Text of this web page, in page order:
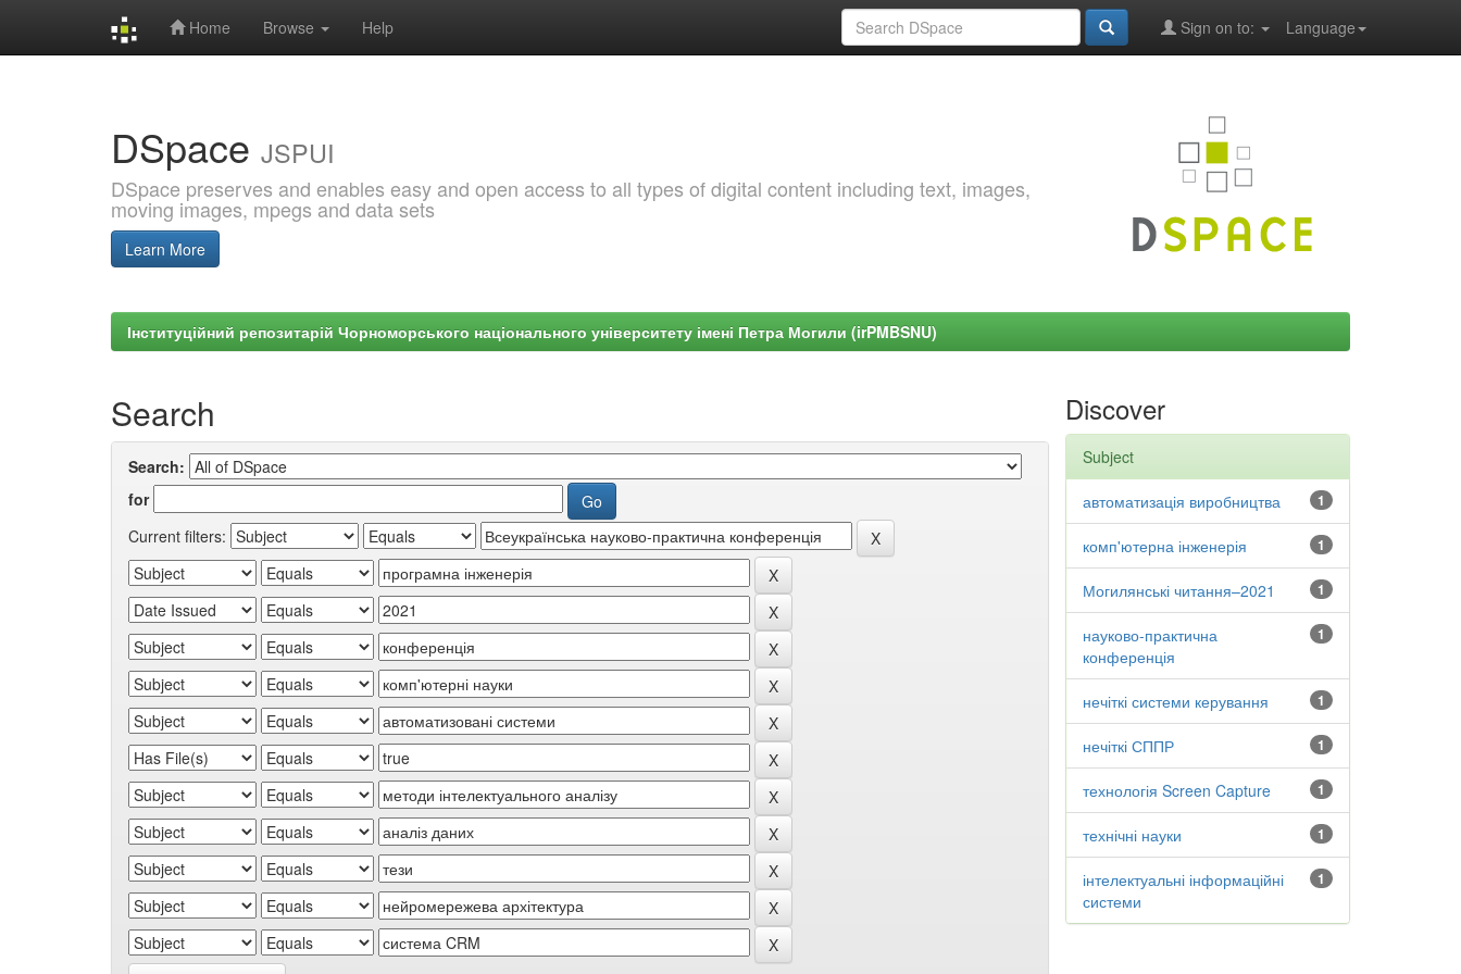
Home Browse Help Language
Sign on to:
DSpace JSPUI
DSpace preserves and enables easy and open access to all types of digital content including text, images,
moving images, mpegs and data sets
Learn More
Інституційний репозитарій Чорноморського національного університету імені Петра Могили (irPMBSNU)
Search
Search:
for
Current filters:
Discover
Subject
1
автоматизація виробництва
1
комп'ютерна інженерія
1
Могилянські читання–2021
1
науково-практична
конференція
1
нечіткі системи керування
1
нечіткі СППР
1
технологія Screen Capture
1
технічні науки
1
інтелектуальні інформаційні
системи